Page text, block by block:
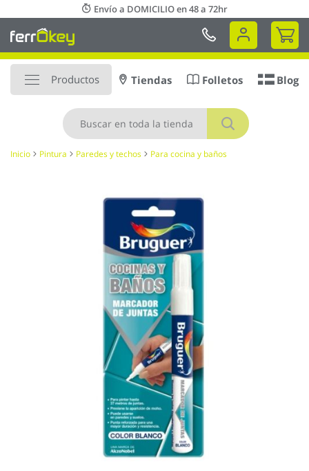
al
contenido
Envío a DOMICILIO en 48 a 72hr
Mi
Productos
Buscar
Tiendas Folletos Blog
Inicio Pintura Paredes y techos Para cocina y baños